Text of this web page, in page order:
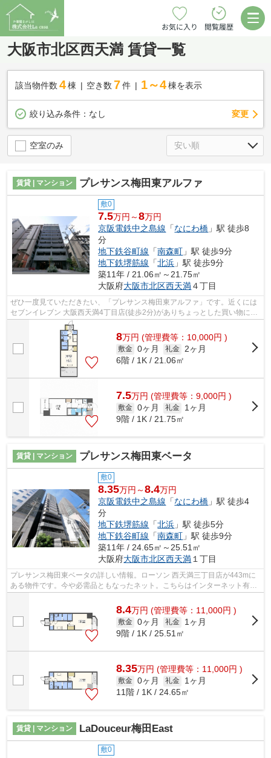
お気に入り 閲覧履歴
大阪市北区西天満 賃貸一覧
該当物件数 4棟 空き数 7 件 1～4 棟を表示
絞り込み条件： なし 変更
空室のみ
賃貸 | マンション プレサンス梅田東アルファ
敷0
7.5万円～8万円
京阪電鉄中之島線 「なにわ橋 」駅 徒歩8
分
地下鉄谷町線 「南森町 」駅 徒歩9分
地下鉄堺筋線 「北浜 」駅 徒歩9分
築11年 / 21.06㎡～21.75㎡
大阪府大阪市北区西天満４丁目
ぜひ一度見ていただきたい、「プレサンス梅田東アルファ」です。近くには
セブンイレブン 大阪西天満4丁目店(徒歩2分)がありちょっとした買い物に便
利です。共用部には敷地内ごみ置き場...
8万円 (管理費等：10,000円 )
敷金 0ヶ月 礼金 2ヶ月
6階 / 1K / 21.06㎡
7.5万円 (管理費等：9,000円 )
敷金 0ヶ月 礼金
1ヶ月
9階 / 1K / 21.75㎡
賃貸 | マンション プレサンス梅田東ベータ
敷0
8.35万円～8.4万円
京阪電鉄中之島線 「なにわ橋 」駅 徒歩4
分
地下鉄堺筋線 「北浜 」駅 徒歩5分
地下鉄谷町線 「南森町 」駅 徒歩9分
築11年 / 24.65㎡～25.51㎡
大阪府大阪市北区西天満 １丁目
プレサンス梅田東ベータの詳しい情報。ローソン 西天満三丁目店が443mに
ある物件です。今や必需品ともなったネット。こちらはインターネット有り
物件です。駅まで4分と、駅近でアクセ...
8.4万円 (管理費等：11,000円 )
敷金 0ヶ月 礼金
1ヶ月
9階 / 1K / 25.51㎡
8.35万円 (管理費等：11,000円 )
敷金 0ヶ月 礼金
1ヶ月
11階 / 1K / 24.65㎡
賃貸 | マンション LaDouceur梅田East
敷0